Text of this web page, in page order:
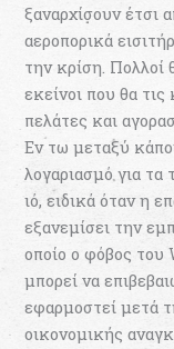
ξαναρχίσουν έτσι
αεροπορικά
την κρίση. Πολλοί
εκείνοι που θα
πελάτες και
Εν τω μεταξύ
λογαριασμό για τα
ιό, ειδικά όταν η
εξανεμίσει την
οποίο ο φόβος του
μπορεί να
εφαρμοστεί μετά
οικονομικής